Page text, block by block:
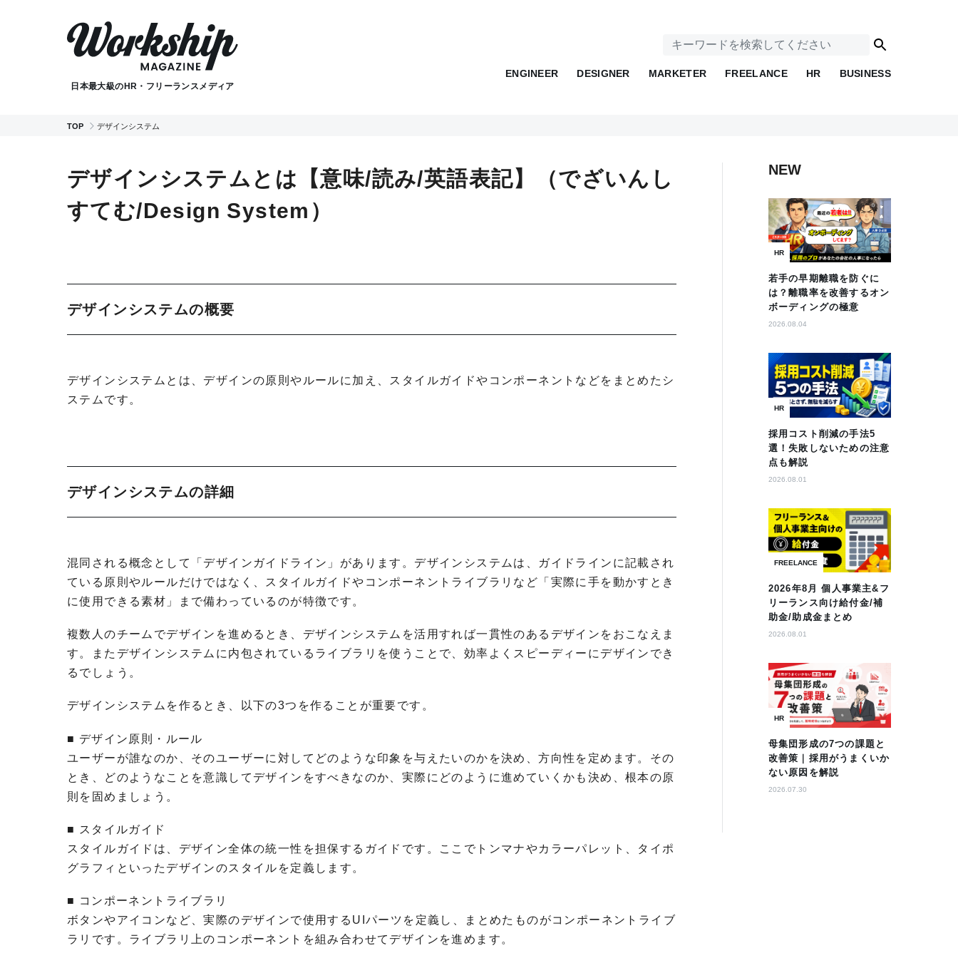
日本最大級のHR・フリーランスメディア
ENGINEER DESIGNER MARKETER FREELANCE HR BUSINESS
TOP デザインシステム
デザインシステムとは【意味/読み/英語表記】（でざいんし
すてむ/Design System）
デザインシステムの概要
デザインシステムとは、デザインの原則やルールに加え、スタイルガイドやコンポーネントなどをまとめたシ
ステムです。
デザインシステムの詳細
混同される概念として「デザインガイドライン」があります。デザインシステムは、ガイドラインに記載され
ている原則やルールだけではなく、スタイルガイドやコンポーネントライブラリなど「実際に手を動かすとき
に使用できる素材」まで備わっているのが特徴です。
複数人のチームでデザインを進めるとき、デザインシステムを活用すれば一貫性のあるデザインをおこなえま
す。またデザインシステムに内包されているライブラリを使うことで、効率よくスピーディーにデザインでき
るでしょう。
デザインシステムを作るとき、以下の3つを作ることが重要です。
■ デザイン原則・ルール
ユーザーが誰なのか、そのユーザーに対してどのような印象を与えたいのかを決め、方向性を定めます。その
とき、どのようなことを意識してデザインをすべきなのか、実際にどのように進めていくかも決め、根本の原
則を固めましょう。
■ スタイルガイド
スタイルガイドは、デザイン全体の統一性を担保するガイドです。ここでトンマナやカラーパレット、タイポ
グラフィといったデザインのスタイルを定義します。
■ コンポーネントライブラリ
ボタンやアイコンなど、実際のデザインで使用するUIパーツを定義し、まとめたものがコンポーネントライブ
ラリです。ライブラリ上のコンポーネントを組み合わせてデザインを進めます。
NEW
HR
若手の早期離職を防ぐに
は？離職率を改善するオン
ボーディングの極意
2026.08.04
HR
採用コスト削減の手法5
選！失敗しないための注意
点も解説
2026.08.01
FREELANCE
2026年8月 個人事業主&フ
リーランス向け給付金/補
助金/助成金まとめ
2026.08.01
HR
母集団形成の7つの課題と
改善策｜採用がうまくいか
ない原因を解説
2026.07.30